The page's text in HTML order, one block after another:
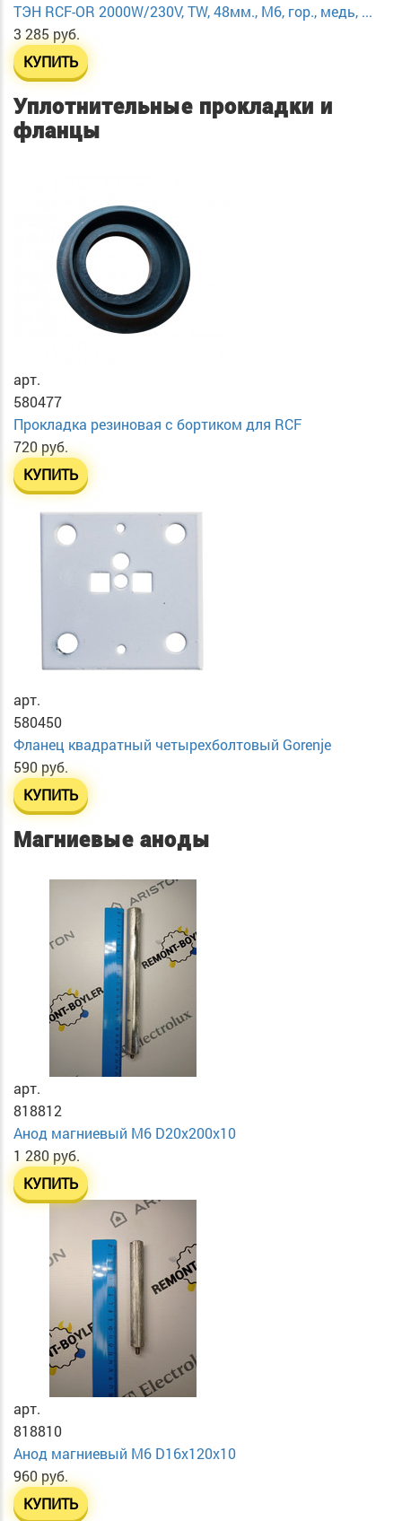
ТЭН RCF-OR 2000W/230V, TW, 48мм., М6, гор., медь, ...
3 285 руб.
КУПИТЬ
Уплотнительные прокладки и
фланцы
арт.
580477
Прокладка резиновая с бортиком для RCF
720 руб.
КУПИТЬ
арт.
580450
Фланец квадратный четырехболтовый Gorenje
590 руб.
КУПИТЬ
Магниевые аноды
арт.
818812
Анод магниевый М6 D20х200х10
1 280 руб.
КУПИТЬ
арт.
818810
Анод магниевый М6 D16х120х10
960 руб.
КУПИТЬ